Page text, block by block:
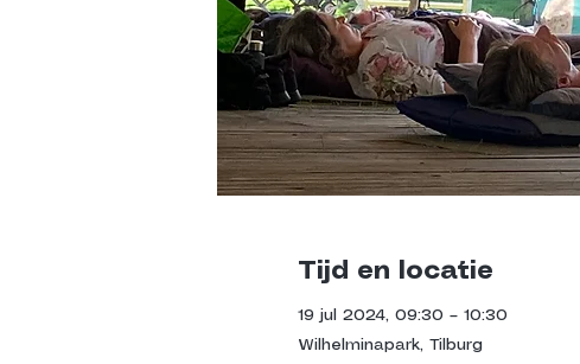
Tijd en locatie
19 jul 2024, 09:30 – 10:30
Wilhelminapark, Tilburg